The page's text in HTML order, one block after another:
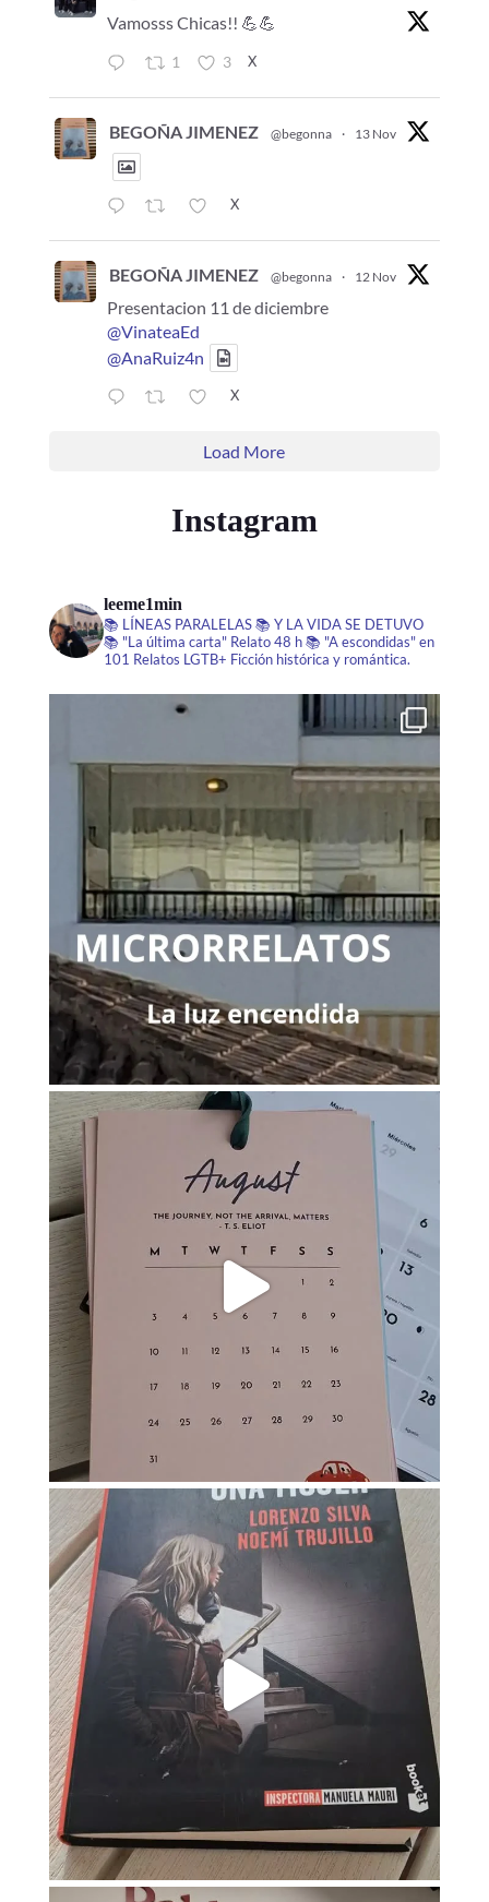
Vamosss Chicas!! 💪💪
1 3 X
BEGOÑA JIMENEZ @begonna · 13 Nov
X
BEGOÑA JIMENEZ @begonna · 12 Nov
Presentacion 11 de diciembre
@VinateaEd
@AnaRuiz4n
X
Load More
Instagram
leeme1min
📚 LÍNEAS PARALELAS📚 Y LA VIDA SE DETUVO
📚 "La última carta" Relato 48 h📚 "A escondidas" en
101 Relatos LGTB+ Ficción histórica y romántica.